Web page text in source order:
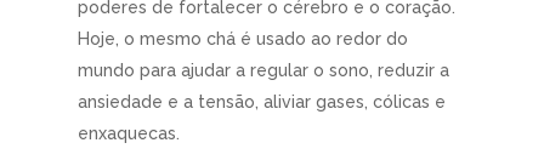
poderes de fortalecer o cérebro e o coração.
Hoje, o mesmo chá é usado ao redor do
mundo para ajudar a regular o sono, reduzir a
ansiedade e a tensão, aliviar gases, cólicas e
enxaquecas.